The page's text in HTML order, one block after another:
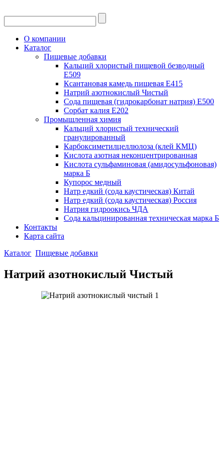
О компании
Каталог
Пищевые добавки
Кальций хлористый пищевой безводный
Е509
Ксантановая камедь пищевая Е415
Натрий азотнокислый Чистый
Сода пищевая (гидрокарбонат натрия) Е500
Сорбат калия Е202
Промышленная химия
Кальций хлористый технический
гранулированный
Карбоксиметилцеллюлоза (клей КМЦ)
Кислота азотная неконцентрированная
Кислота сульфаминовая (амидосульфоновая)
марка Б
Купорос медный
Натр едкий (сода каустическая) Китай
Натр едкий (сода каустическая) Россия
Натрия гидроокись ЧДА
Сода кальцинированная техническая марка Б
Контакты
Карта сайта
Каталог Пищевые добавки
Натрий азотнокислый Чистый